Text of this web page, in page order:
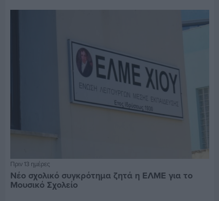
Πριν 13 ημέρες
Νέο σχολικό συγκρότημα ζητά η ΕΛΜΕ για το
Μουσικό Σχολείο